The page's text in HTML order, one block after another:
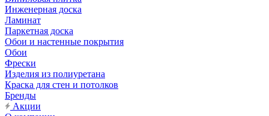
Инженерная доска
Ламинат
Паркетная доска
Обои и настенные покрытия
Обои
Фрески
Изделия из полиуретана
Краска для стен и потолков
Бренды
Акции